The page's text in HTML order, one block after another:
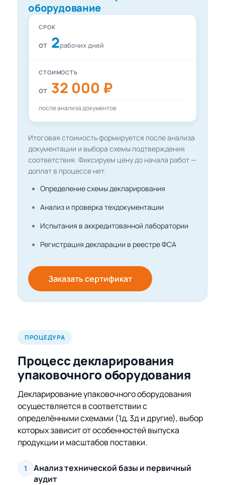
оборудование
СРОК
от 2рабочих дней
СТОИМОСТЬ
от 32 000 ₽
после анализа документов
Итоговая стоимость формируется после анализа
документации и выбора схемы подтверждения
соответствия. Фиксируем цену до начала работ —
доплат в процессе нет.
Определение схемы декларирования
Анализ и проверка техдокументации
Испытания в аккредитованной лаборатории
Регистрация декларации в реестре ФСА
Заказать сертификат
ПРОЦЕДУРА
Процесс декларирования
упаковочного оборудования
Декларирование упаковочного оборудования
осуществляется в соответствии с
определёнными схемами (1д, 3д и другие), выбор
которых зависит от особенностей выпуска
продукции и масштабов поставки.
1
Анализ технической базы и первичный
аудит